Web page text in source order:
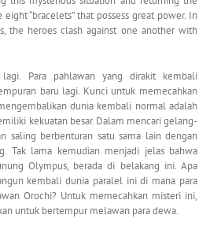
“bracelets” that possess great power. In
the heroes clash against one another with
Para pahlawan yang dirakit kembali
baru lagi. Kunci untuk memecahkan
dunia kembali normal adalah
kekuatan besar. Dalam mencari gelang-
saling berbenturan satu sama lain dengan
Tak lama kemudian menjadi jelas bahwa
Olympus, berada di belakang ini. Apa
kembali dunia paralel ini di mana para
Orochi? Untuk memecahkan misteri ini,
untuk bertempur melawan para dewa.